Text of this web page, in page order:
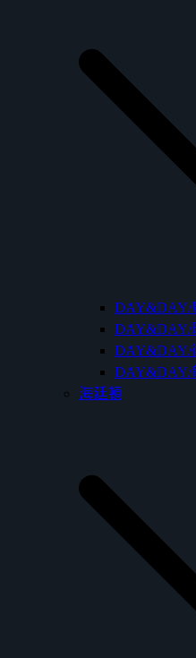
DAY&DAY/
DAY&DAY/
DAY&DAY/
DAY&DAY/
海廷頓